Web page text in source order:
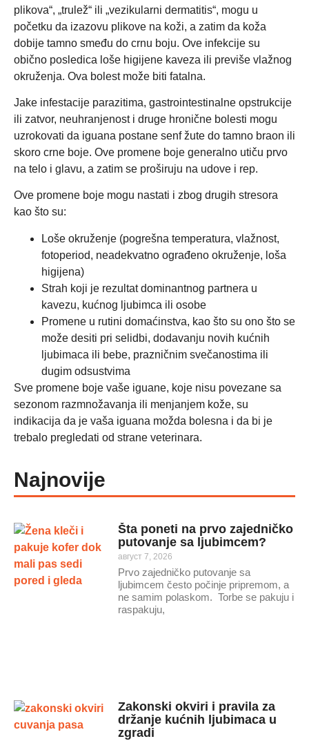
plikova“, „trulež“ ili „vezikularni dermatitis“, mogu u
početku da izazovu plikove na koži, a zatim da koža
dobije tamno smeđu do crnu boju. Ove infekcije su
obično posledica loše higijene kaveza ili previše vlažnog
okruženja. Ova bolest može biti fatalna.
Jake infestacije parazitima, gastrointestinalne opstrukcije
ili zatvor, neuhranjenost i druge hronične bolesti mogu
uzrokovati da iguana postane senf žute do tamno braon ili
skoro crne boje. Ove promene boje generalno utiču prvo
na telo i glavu, a zatim se proširuju na udove i rep.
Ove promene boje mogu nastati i zbog drugih stresora
kao što su:
Loše okruženje (pogrešna temperatura, vlažnost,
fotoperiod, neadekvatno ograđeno okruženje, loša
higijena)
Strah koji je rezultat dominantnog partnera u
kavezu, kućnog ljubimca ili osobe
Promene u rutini domaćinstva, kao što su ono što se
može desiti pri selidbi, dodavanju novih kućnih
ljubimaca ili bebe, prazničnim svečanostima ili
dugim odsustvima
Sve promene boje vaše iguane, koje nisu povezane sa
sezonom razmnožavanja ili menjanjem kože, su
indikacija da je vaša iguana možda bolesna i da bi je
trebalo pregledati od strane veterinara.
Najnovije
Šta poneti na prvo zajedničko
putovanje sa ljubimcem?
август 7, 2026
Prvo zajedničko putovanje sa
ljubimcem često počinje pripremom, a
ne samim polaskom. Torbe se pakuju i
raspakuju,
Zakonski okviri i pravila za
držanje kućnih ljubimaca u
zgradi